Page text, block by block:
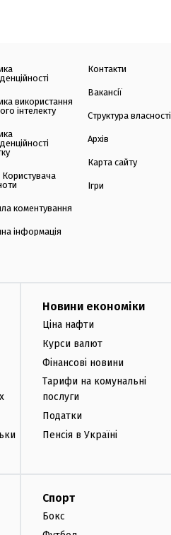
використання
інтелекту
Користувача
коментування
інформація
Контакти
Вакансії
Структура власності
Архів
Карта сайту
Ігри
Новини економіки
Ціна нафти
Курси валют
Фінансові новини
Тарифи на комунальні
послуги
Податки
Пенсія в Україні
Спорт
Бокс